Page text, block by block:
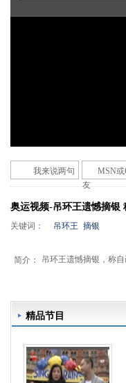
我来说两句
MSN
友
奥运视频-吊环王遗憾摘银
关键词： 吊环王 摘银
简介： 吊环王遗憾摘银，称自
精品节目